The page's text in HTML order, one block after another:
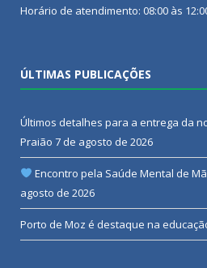
Horário de atendimento: 08:00 às
ÚLTIMAS PUBLICAÇÕES
Últimos detalhes para a entrega da
Praião 7 de agosto de 2026
Encontro pela Saúde Mental de
agosto de 2026
Porto de Moz é destaque na